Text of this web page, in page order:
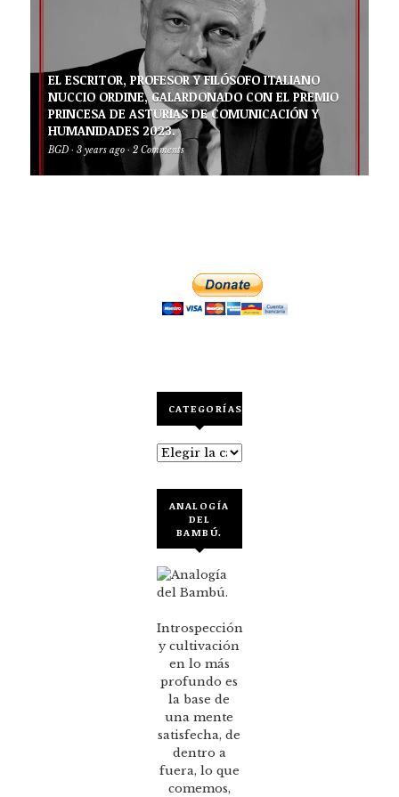
EL ESCRITOR, PROFESOR Y FILÓSOFO ITALIANO
NUCCIO ORDINE, GALARDONADO CON EL PREMIO
PRINCESA DE ASTURIAS DE COMUNICACIÓN Y
HUMANIDADES 2023.
BGD · 3 years ago · 2 Comments
CATEGORÍAS
Categorías
ANALOGÍA
DEL
BAMBÚ.
Introspección
y cultivación
en lo más
profundo es
la base de
una mente
satisfecha, de
dentro a
fuera, lo que
comemos,